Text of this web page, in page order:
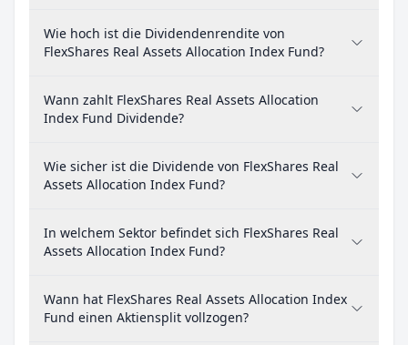
Wie hoch ist die Dividendenrendite von
FlexShares Real Assets Allocation Index Fund?
Wann zahlt FlexShares Real Assets Allocation
Index Fund Dividende?
Wie sicher ist die Dividende von FlexShares Real
Assets Allocation Index Fund?
In welchem Sektor befindet sich FlexShares Real
Assets Allocation Index Fund?
Wann hat FlexShares Real Assets Allocation Index
Fund einen Aktiensplit vollzogen?